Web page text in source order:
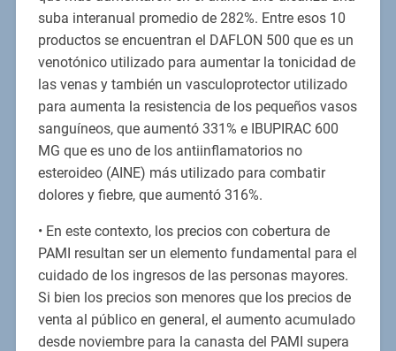
suba interanual promedio de 282%. Entre esos 10
productos se encuentran el DAFLON 500 que es un
venotónico utilizado para aumentar la tonicidad de
las venas y también un vasculoprotector utilizado
para aumenta la resistencia de los pequeños vasos
sanguíneos, que aumentó 331% e IBUPIRAC 600
MG que es uno de los antiinflamatorios no
esteroideo (AINE) más utilizado para combatir
dolores y fiebre, que aumentó 316%.
• En este contexto, los precios con cobertura de
PAMI resultan ser un elemento fundamental para el
cuidado de los ingresos de las personas mayores.
Si bien los precios son menores que los precios de
venta al público en general, el aumento acumulado
desde noviembre para la canasta del PAMI supera